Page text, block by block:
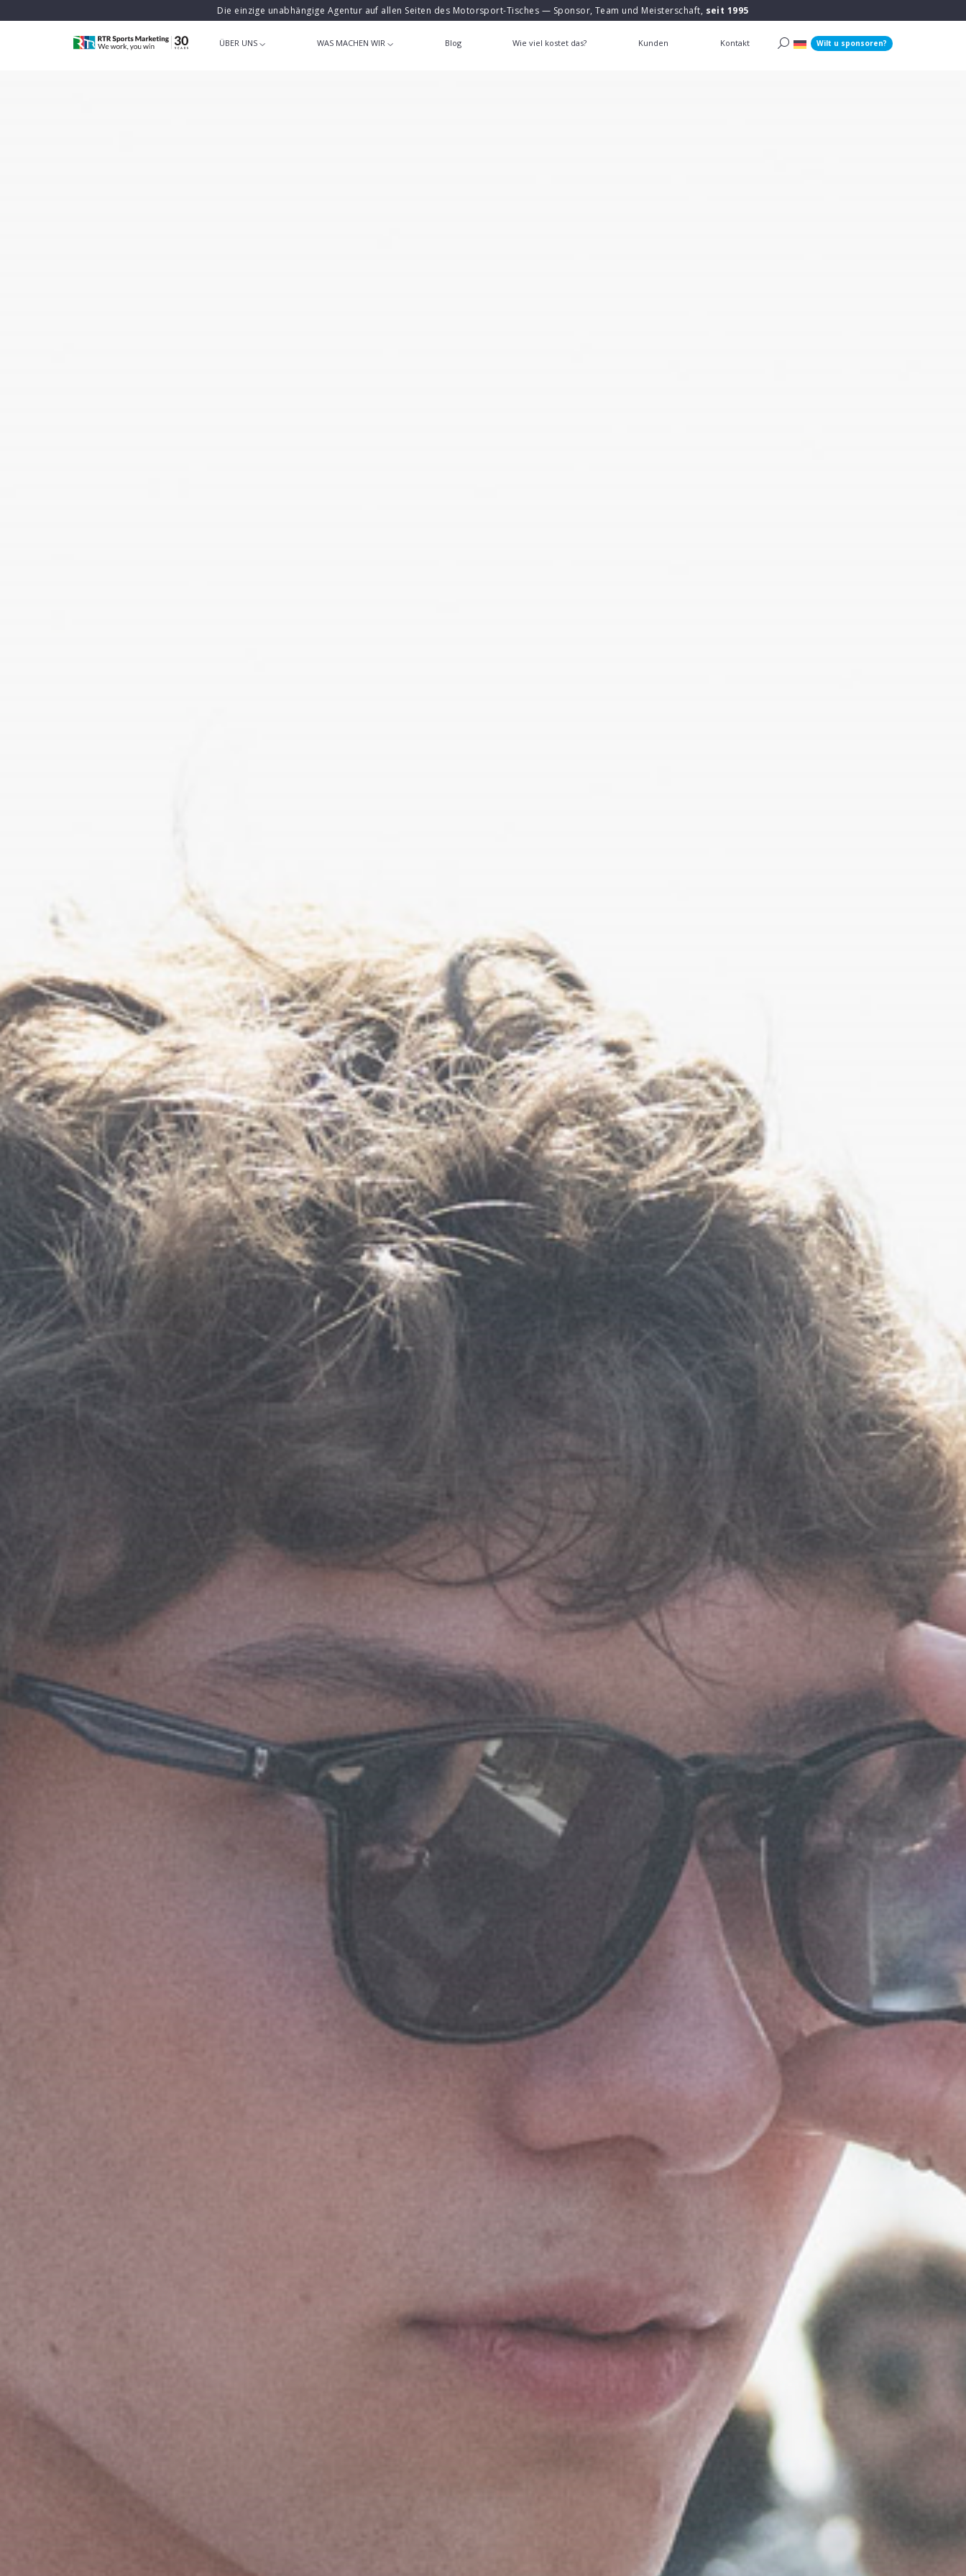
Die einzige unabhängige Agentur auf allen Seiten des Motorsport-Tisches — Sponsor, Team und Meisterschaft, seit 1995
ÜBER UNS WAS MACHEN WIR Blog Wie viel kostet das? Kunden Kontakt Wilt u sponsoren?